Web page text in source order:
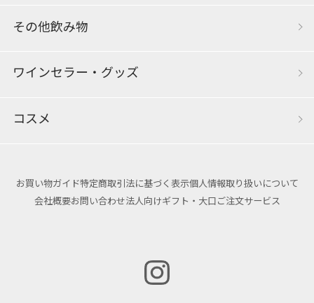
その他飲み物
ワインセラー・グッズ
コスメ
お買い物ガイド特定商取引法に基づく表示個人情報取り扱いについて
会社概要お問い合わせ法人向けギフト・大口ご注文サービス